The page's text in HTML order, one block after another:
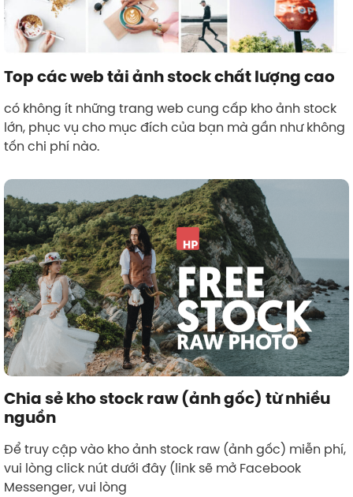
Top các web tải ảnh stock chất lượng cao
có không ít những trang web cung cấp kho ảnh stock
lớn, phục vụ cho mục đích của bạn mà gần như không
tốn chi phí nào.
Chia sẻ kho stock raw (ảnh gốc) từ nhiều
nguồn
Để truy cập vào kho ảnh stock raw (ảnh gốc) miễn phí,
vui lòng click nút dưới đây (link sẽ mở Facebook
Messenger, vui lòng